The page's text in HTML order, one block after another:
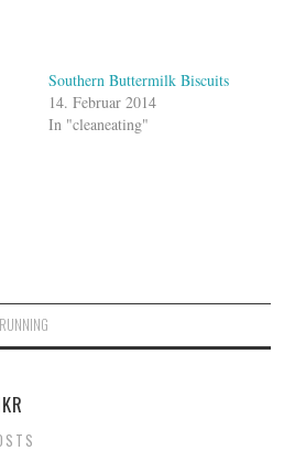
Southern Buttermilk Biscuits
14. Februar 2014
In "cleaneating"
RUNNING